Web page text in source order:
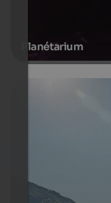
Planétarium